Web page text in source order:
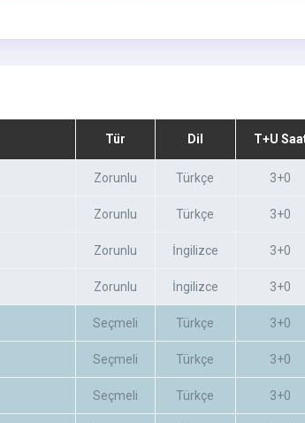
Tür Dil T+U
Zorunlu Türkçe 3+0
Zorunlu Türkçe 3+0
Zorunlu İngilizce 3+0
Zorunlu İngilizce 3+0
Seçmeli Türkçe 3+0
Seçmeli Türkçe 3+0
Seçmeli Türkçe 3+0